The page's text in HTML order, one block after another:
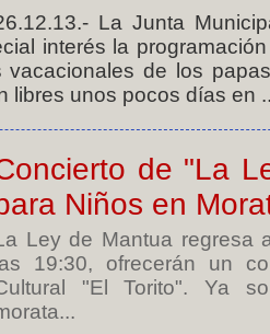
La Junta
interés la
vacacionales de los
libres unos pocos días en
de "La
Niños en
Ley de Mantua regresa
las 19:30, ofrecerán un
"El Torito". Ya